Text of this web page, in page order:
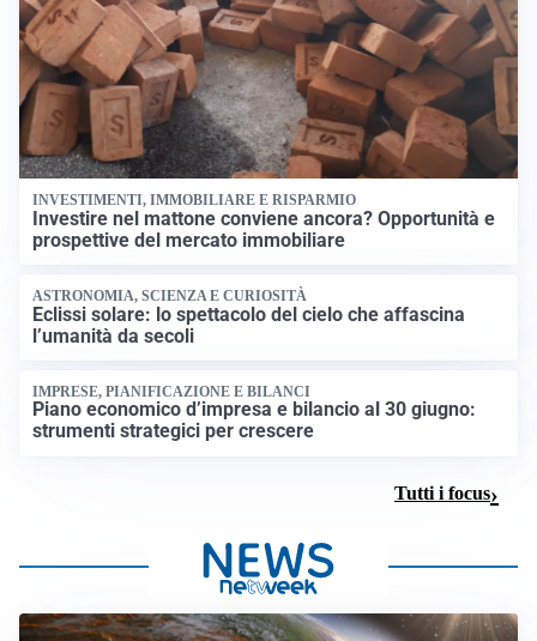
INVESTIMENTI, IMMOBILIARE E RISPARMIO
Investire nel mattone conviene ancora? Opportunità e
prospettive del mercato immobiliare
ASTRONOMIA, SCIENZA E CURIOSITÀ
Eclissi solare: lo spettacolo del cielo che affascina
l’umanità da secoli
IMPRESE, PIANIFICAZIONE E BILANCI
Piano economico d’impresa e bilancio al 30 giugno:
strumenti strategici per crescere
Tutti i focus